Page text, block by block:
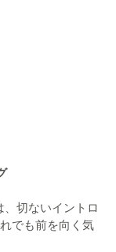
切ないイントロ
でも前を向く気